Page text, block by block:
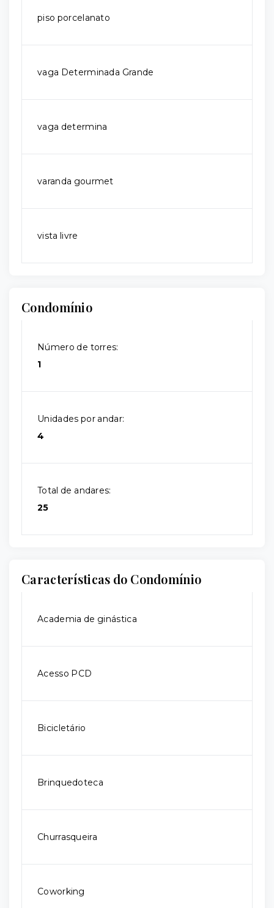
piso porcelanato
vaga Determinada Grande
vaga determina
varanda gourmet
vista livre
Condomínio
Número de torres:
1
Unidades por andar:
4
Total de andares:
25
Características do Condomínio
Academia de ginástica
Acesso PCD
Bicicletário
Brinquedoteca
Churrasqueira
Coworking